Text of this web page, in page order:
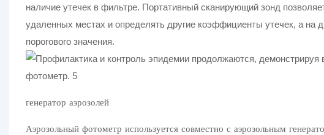
наличие утечек в фильтре. Портативный сканирующий зонд
удаленных местах и ​​определять другие коэффициенты утечек, а на
порогового значения.
генератор аэрозолей
Аэрозольный фотометр используется совместно с аэрозольным